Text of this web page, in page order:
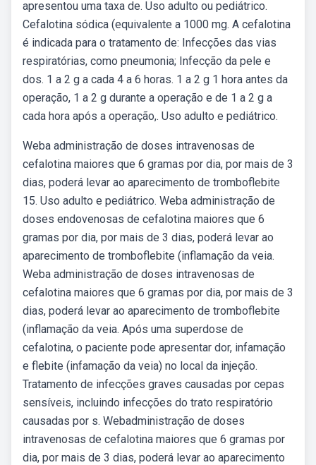
apresentou uma taxa de. Uso adulto ou pediátrico.
Cefalotina sódica (equivalente a 1000 mg. A cefalotina
é indicada para o tratamento de: Infecções das vias
respiratórias, como pneumonia; Infecção da pele e
dos. 1 a 2 g a cada 4 a 6 horas. 1 a 2 g 1 hora antes da
operação, 1 a 2 g durante a operação e de 1 a 2 g a
cada hora após a operação,. Uso adulto e pediátrico.
Weba administração de doses intravenosas de
cefalotina maiores que 6 gramas por dia, por mais de 3
dias, poderá levar ao aparecimento de tromboflebite
15. Uso adulto e pediátrico. Weba administração de
doses endovenosas de cefalotina maiores que 6
gramas por dia, por mais de 3 dias, poderá levar ao
aparecimento de tromboflebite (inflamação da veia.
Weba administração de doses intravenosas de
cefalotina maiores que 6 gramas por dia, por mais de 3
dias, poderá levar ao aparecimento de tromboflebite
(inflamação da veia. Após uma superdose de
cefalotina, o paciente pode apresentar dor, infamação
e flebite (infamação da veia) no local da injeção.
Tratamento de infecções graves causadas por cepas
sensíveis, incluindo infecções do trato respiratório
causadas por s. Webadministração de doses
intravenosas de cefalotina maiores que 6 gramas por
dia, por mais de 3 dias, poderá levar ao aparecimento